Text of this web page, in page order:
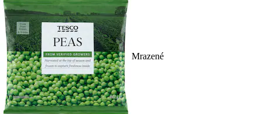
Mrazené